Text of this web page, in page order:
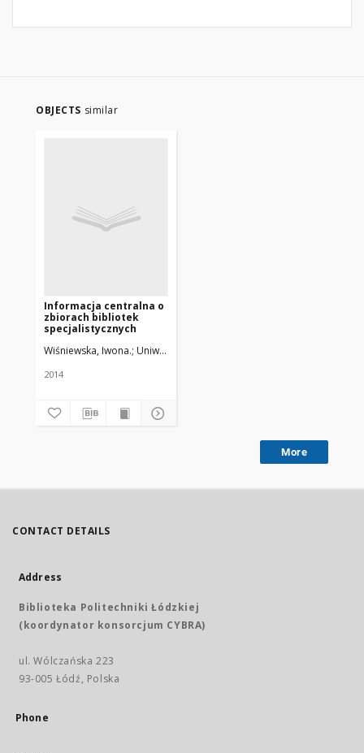
OBJECTS similar
Informacja centralna o
zbiorach bibliotek
specjalistycznych
Wiśniewska, Iwona. Uniwersytet Medyczny w Łodzi
2014
More
CONTACT DETAILS
Address
Biblioteka Politechniki Łódzkiej
(koordynator konsorcjum CYBRA)
ul. Wólczańska 223
93-005 Łódź, Polska
Phone